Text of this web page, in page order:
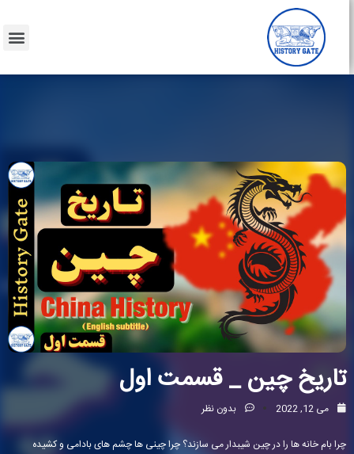
تاریخ چین _ قسمت اول
می 12, 2022 بدون نظر
چرا بام خانه ها را در چین شیبدار می سازند؟ چرا چینی ها چشم های بادامی و کشیده